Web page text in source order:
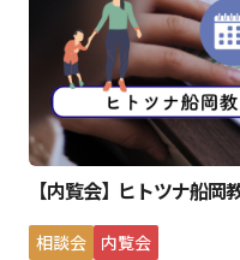
【内覧会】ヒトツナ船岡
相談会 内覧会